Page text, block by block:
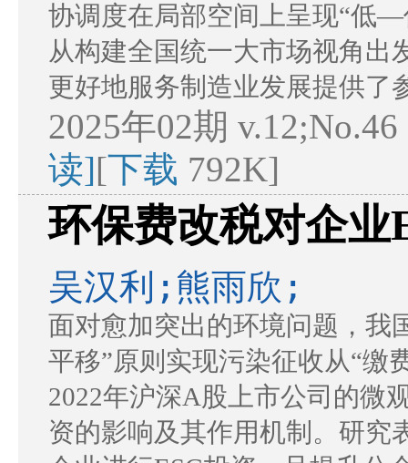
协调度在局部空间上呈现“低
从构建全国统一大市场视角出
更好地服务制造业发展提供了
2025年02期
读][下载 792K]
环保费改税对企业
吴汉利;熊雨欣;
面对愈加突出的环境问题，我
平移”原则实现污染征收从“缴
2022年沪深A股上市公司的微
资的影响及其作用机制。研究